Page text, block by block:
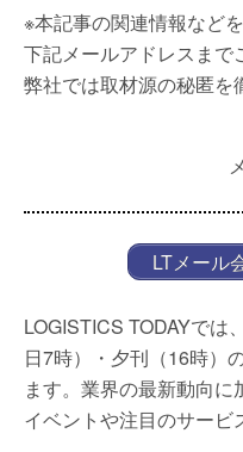
※本記事の関連情報など
下記メールアドレスまで
弊社では取材源の秘匿を
LTメール
LOGISTICS TODAYでは
日7時）・夕刊（16時）
ます。業界の最新動向
イベントや注目のサービ